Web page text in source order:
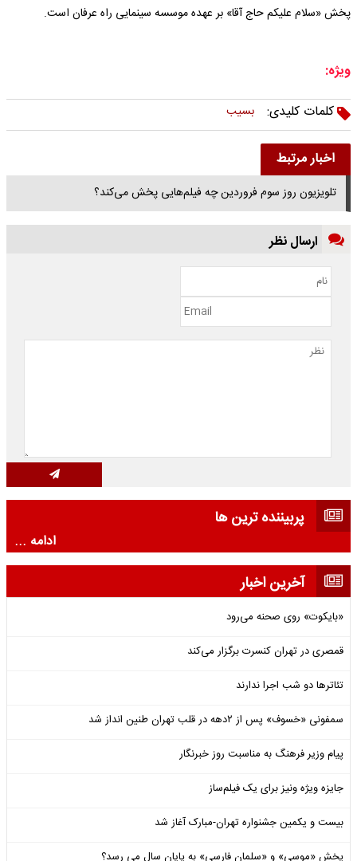
پخش «سلام علیکم حاج آقا» بر عهده موسسه سینمایی راه عرفان است.
ویژه:
کلمات کلیدی:
بسیب
اخبار مرتبط
تلویزیون روز سوم فروردین چه فیلم‌هایی پخش می‌کند؟
ارسال نظر
پربیننده ترین ها
ادامه ...
آخرین اخبار
«بایکوت» روی صحنه می‌رود
قمصری در تهران کنسرت برگزار می‌کند
تئاترها دو شب اجرا ندارند
سمفونی «خسوف» پس از ۲دهه در قلب تهران طنین انداز شد
پیام وزیر فرهنگ به مناسبت روز خبرنگار
جایزه ویژه ونیز برای یک فیلم‌ساز
بیست و یکمین جشنواره تهران-مبارک آغاز شد
پخش «موسی» و «سلمان فارسی» به پایان سال می رسد؟